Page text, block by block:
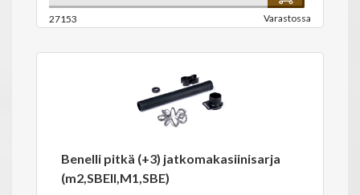
27153 Varastossa
Benelli pitkä (+3) jatkomakasiinisarja
(m2,SBEII,M1,SBE)